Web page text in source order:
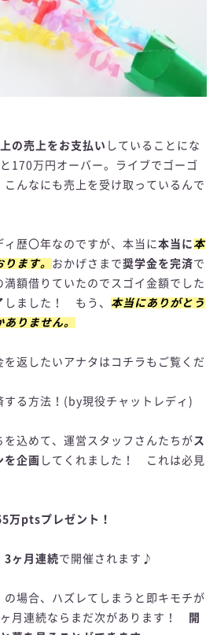
の売上をお支払い していることにな
170万円オーバー。ライブでゴーゴ
んなにも売上を受け取っているんで
ィ歴〇年なのですが、本当に本当に 本
ます。 おかげさまで奨学金を完済で
額借りていたのでスゴイ金額でした
しました！ もう、 本当にありがとう
りません。
返したいアナタはコチラもご覧くだ
る方法！(by現役チャットレディ)
を込めて、運営スタッフさんたちが ス
を企画 してくれました！ これは必見
万ptsプレゼント！
3ヶ月連続で開催されます♪
場合、ハズレてしまうと即キモチが
月連続ならまだ次があります！
開